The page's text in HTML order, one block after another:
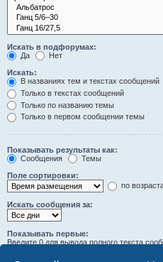
Искать в подфорумах:
Да
Нет
Искать:
В названиях тем и текстах сообщений
Только в текстах сообщений
Только по названию темы
Только в первом сообщении темы
Показывать результаты как:
Сообщения
Темы
Поле сортировки:
по
Искать сообщения за:
Показывать первые:
Введите 0 для вывода полного текста